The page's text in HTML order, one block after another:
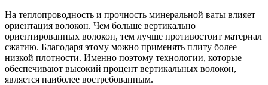
На теплопроводность и прочность минеральной ваты влияет
ориентация волокон. Чем больше вертикально
ориентированных волокон, тем лучше противостоит материал
сжатию. Благодаря этому можно применять плиту более
низкой плотности. Именно поэтому технологии, которые
обеспечивают высокий процент вертикальных волокон,
является наиболее востребованным.